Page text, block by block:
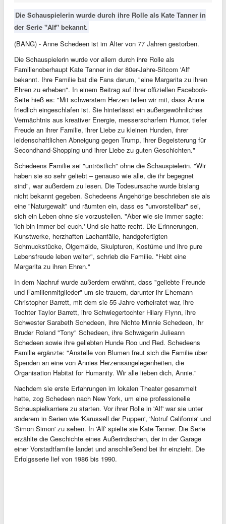
Die Schauspielerin wurde durch ihre Rolle als Kate Tanner in
der Serie "Alf" bekannt.
(BANG) - Anne Schedeen ist im Alter von 77 Jahren gestorben.
Die Schauspielerin wurde vor allem durch ihre Rolle als
Familienoberhaupt Kate Tanner in der 80er-Jahre-Sitcom 'Alf'
bekannt. Ihre Familie bat die Fans darum, "eine Margarita zu ihren
Ehren zu erheben". In einem Beitrag auf ihrer offiziellen Facebook-
Seite hieß es: "Mit schwerstem Herzen teilen wir mit, dass Annie
friedlich eingeschlafen ist. Sie hinterlässt ein außergewöhnliches
Vermächtnis aus kreativer Energie, messerscharfem Humor, tiefer
Freude an ihrer Familie, ihrer Liebe zu kleinen Hunden, ihrer
leidenschaftlichen Abneigung gegen Trump, ihrer Begeisterung für
Secondhand-Shopping und ihrer Liebe zu guten Geschichten."
Schedeens Familie sei "untröstlich" ohne die Schauspielerin. "Wir
haben sie so sehr geliebt – genauso wie alle, die ihr begegnet
sind", war außerdem zu lesen. Die Todesursache wurde bislang
nicht bekannt gegeben. Schedeens Angehörige beschrieben sie als
eine "Naturgewalt" und räumten ein, dass es "unvorstellbar" sei,
sich ein Leben ohne sie vorzustellen. "Aber wie sie immer sagte:
'Ich bin immer bei euch.' Und sie hatte recht. Die Erinnerungen,
Kunstwerke, herzhaften Lachanfälle, handgefertigten
Schmuckstücke, Ölgemälde, Skulpturen, Kostüme und ihre pure
Lebensfreude leben weiter", schrieb die Familie. "Hebt eine
Margarita zu ihren Ehren."
In dem Nachruf wurde außerdem erwähnt, dass "geliebte Freunde
und Familienmitglieder" um sie trauern, darunter ihr Ehemann
Christopher Barrett, mit dem sie 55 Jahre verheiratet war, ihre
Tochter Taylor Barrett, ihre Schwiegertochter Hilary Flynn, ihre
Schwester Sarabeth Schedeen, ihre Nichte Minnie Schedeen, ihr
Bruder Roland "Tony" Schedeen, ihre Schwägerin Julieann
Schedeen sowie ihre geliebten Hunde Roo und Red. Schedeens
Familie ergänzte: "Anstelle von Blumen freut sich die Familie über
Spenden an eine von Annies Herzensangelegenheiten, die
Organisation Habitat for Humanity. Wir alle lieben dich, Annie."
Nachdem sie erste Erfahrungen im lokalen Theater gesammelt
hatte, zog Schedeen nach New York, um eine professionelle
Schauspielkarriere zu starten. Vor ihrer Rolle in 'Alf' war sie unter
anderem in Serien wie 'Karussell der Puppen', 'Notruf California' und
'Simon Simon' zu sehen. In 'Alf' spielte sie Kate Tanner. Die Serie
erzählte die Geschichte eines Außerirdischen, der in der Garage
einer Vorstadtfamilie landet und anschließend bei ihr einzieht. Die
Erfolgsserie lief von 1986 bis 1990.